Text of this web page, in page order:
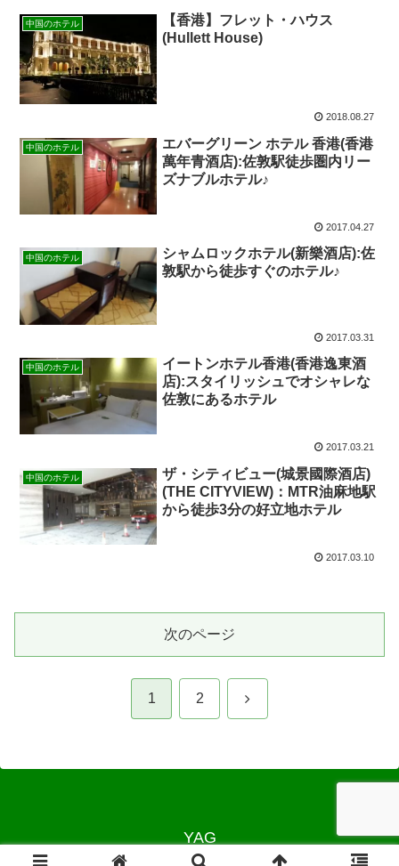
中国のホテル
【香港】フレット・ハウス
(Hullett House)
2018.08.27
中国のホテル
エバーグリーン ホテル 香港(香港
萬年青酒店):佐敦駅徒歩圏内リー
ズナブルホテル♪
2017.04.27
中国のホテル
シャムロックホテル(新樂酒店):佐
敦駅から徒歩すぐのホテル♪
2017.03.31
中国のホテル
イートンホテル香港(香港逸東酒
店):スタイリッシュでオシャレな
佐敦にあるホテル
2017.03.21
中国のホテル
ザ・シティビュー(城景國際酒店)
(THE CITYVIEW)：MTR油麻地駅
から徒歩3分の好立地ホテル
2017.03.10
次のページ
1 2 次
YAG